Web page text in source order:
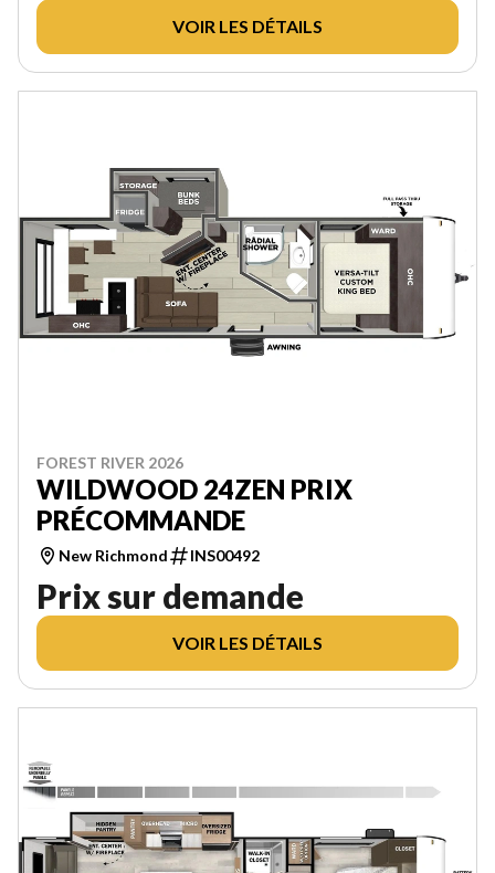
VOIR LES DÉTAILS
FOREST RIVER 2026
WILDWOOD 24ZEN PRIX
PRÉCOMMANDE
New Richmond INS00492
Prix sur demande
VOIR LES DÉTAILS